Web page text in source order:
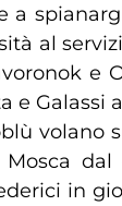
a
al
e
e
volano
in